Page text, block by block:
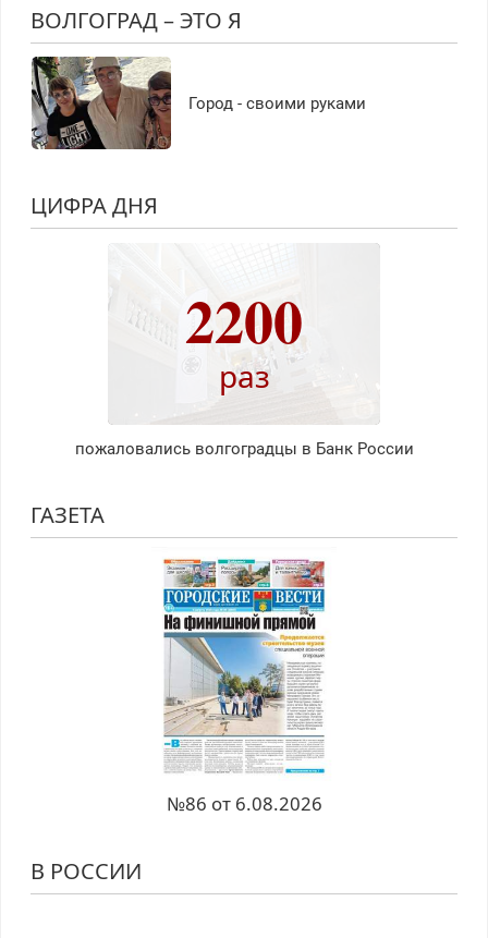
ВОЛГОГРАД – ЭТО Я
Город - своими руками
ЦИФРА ДНЯ
2200
раз
пожаловались волгоградцы в Банк России
ГАЗЕТА
№86 от 6.08.2026
В РОССИИ